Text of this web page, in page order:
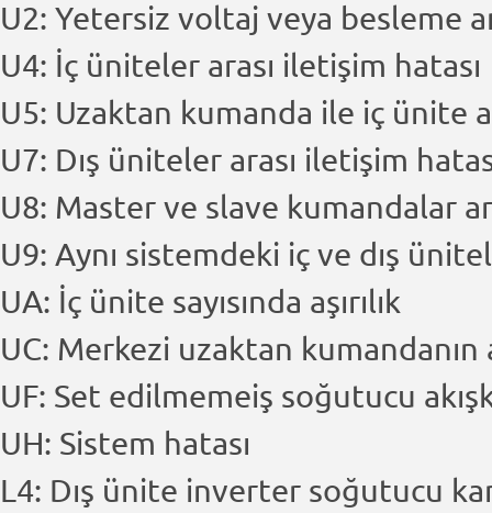
U2: Yetersiz voltaj veya besleme
U4: İç üniteler arası iletişim hatası
U5: Uzaktan kumanda ile iç ünite
U7: Dış üniteler arası iletişim
U8: Master ve slave kumandalar
U9: Aynı sistemdeki iç ve dış
UA: İç ünite sayısında aşırılık
UC: Merkezi uzaktan
UF: Set edilmemeiş soğutucu
UH: Sistem hatası
L4: Dış ünite inverter soğutucu